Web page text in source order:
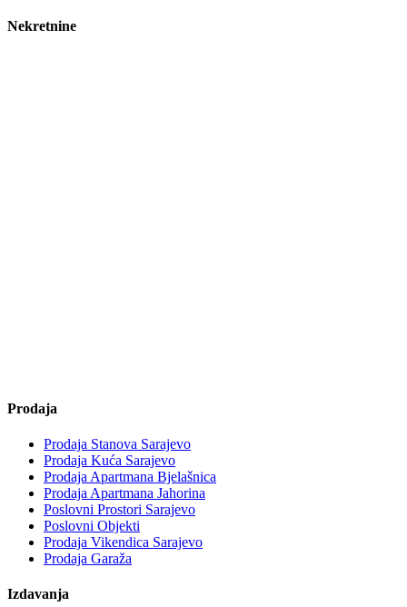
Nekretnine
Prodaja
Prodaja Stanova Sarajevo
Prodaja Kuća Sarajevo
Prodaja Apartmana Bjelašnica
Prodaja Apartmana Jahorina
Poslovni Prostori Sarajevo
Poslovni Objekti
Prodaja Vikendica Sarajevo
Prodaja Garaža
Izdavanja